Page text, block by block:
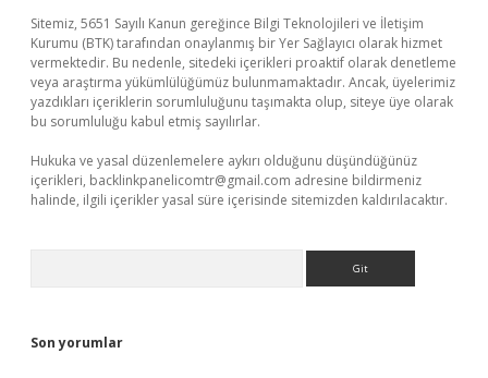
Sitemiz, 5651 Sayılı Kanun gereğince Bilgi Teknolojileri ve İletişim
Kurumu (BTK) tarafından onaylanmış bir Yer Sağlayıcı olarak hizmet
vermektedir. Bu nedenle, sitedeki içerikleri proaktif olarak denetleme
veya araştırma yükümlülüğümüz bulunmamaktadır. Ancak, üyelerimiz
yazdıkları içeriklerin sorumluluğunu taşımakta olup, siteye üye olarak
bu sorumluluğu kabul etmiş sayılırlar.
Hukuka ve yasal düzenlemelere aykırı olduğunu düşündüğünüz
içerikleri, backlinkpanelicomtr@gmail.com adresine bildirmeniz
halinde, ilgili içerikler yasal süre içerisinde sitemizden kaldırılacaktır.
Son yorumlar